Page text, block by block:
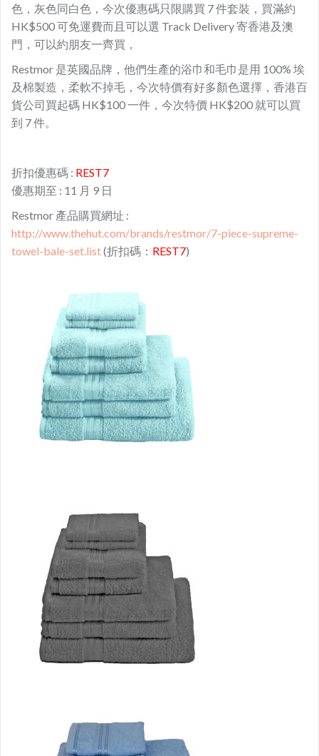
色，灰色同白色，今次優惠碼只限購買 7 件套裝，買滿約
HK$500 可免運費而且可以選 Track Delivery 寄香港及澳
門，可以約朋友一齊買，
Restmor 是英國品牌，他們生產的浴巾和毛巾是用 100% 埃
及棉製造，柔軟不掉毛，今次特價有好多顏色選擇，香港百
貨公司買起碼 HK$100 一件，今次特價 HK$200 就可以買
到 7 件。
折扣優惠碼 : REST7
優惠期至 : 11 月 9 日
Restmor 產品購買網址 :
http://www.thehut.com/brands/restmor/7-piece-supreme-
towel-bale-set.list(折扣碼： REST7)